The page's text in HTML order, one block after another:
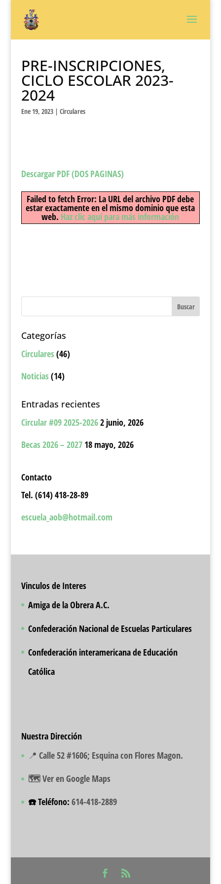
PRE-INSCRIPCIONES,
CICLO ESCOLAR 2023-
2024
Ene 19, 2023| Circulares
Descargar PDF (DOS PAGINAS)
Failed to fetch Error: La URL del archivo PDF debe
estar exactamente en el mismo dominio que esta
web. Haz clic aquí para más información
Categorías
Circulares (46)
Noticias (14)
Entradas recientes
Circular #09 2025-20262 junio, 2026
Becas 2026 – 2027 18 mayo, 2026
Contacto
Tel. (614) 418-28-89
escuela_aob@hotmail.com
Vinculos de Interes
Amiga de la Obrera A.C.
Confederación Nacional de Escuelas Particulares
Confederación interamericana de Educación
Católica
Nuestra Dirección
📍 Calle 52 #1606; Esquina con Flores Magon.
🗺️ Ver en Google Maps
☎️ Teléfono: 614-418-2889